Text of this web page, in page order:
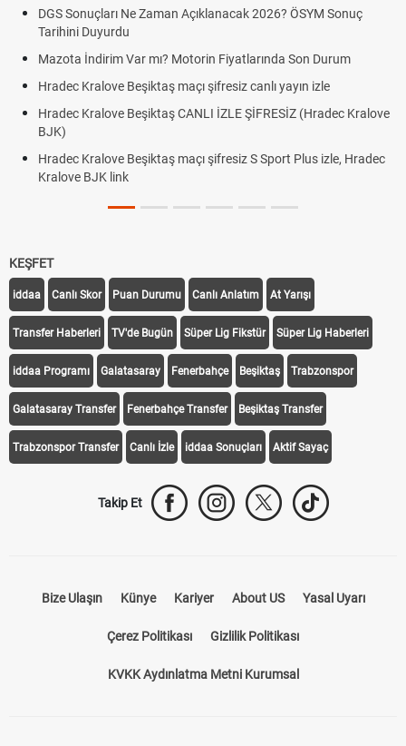
DGS Sonuçları Ne Zaman Açıklanacak 2026? ÖSYM Sonuç
Tarihini Duyurdu
Mazota İndirim Var mı? Motorin Fiyatlarında Son Durum
Hradec Kralove Beşiktaş maçı şifresiz canlı yayın izle
Hradec Kralove Beşiktaş CANLI İZLE ŞİFRESİZ (Hradec Kralove
BJK)
Hradec Kralove Beşiktaş maçı şifresiz S Sport Plus izle, Hradec
Kralove BJK link
KEŞFET
iddaa Canlı Skor Puan Durumu Canlı Anlatım At Yarışı
Transfer Haberleri TV'de Bugün Süper Lig Fikstür Süper Lig Haberleri
iddaa Programı Galatasaray Fenerbahçe Beşiktaş Trabzonspor
Galatasaray Transfer Fenerbahçe Transfer Beşiktaş Transfer
Trabzonspor Transfer Canlı İzle iddaa Sonuçları Aktif Sayaç
Takip Et
Bize Ulaşın Künye Kariyer About US Yasal Uyarı
Çerez Politikası Gizlilik Politikası
KVKK Aydınlatma Metni Kurumsal